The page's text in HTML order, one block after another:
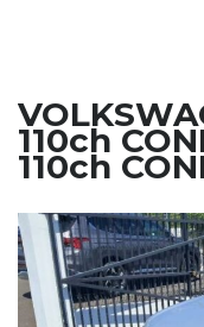
110ch
110ch